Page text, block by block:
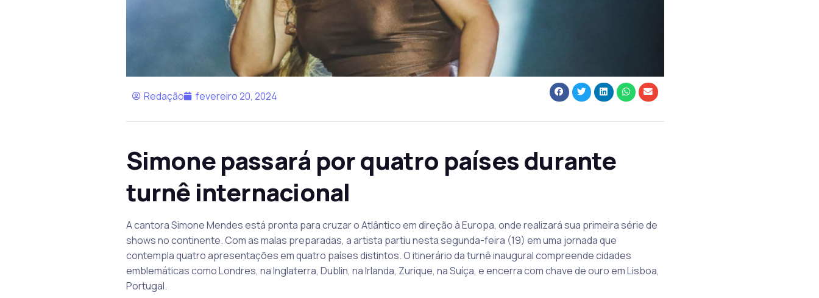
Redação fevereiro 20, 2024
Simone passará por quatro países durante
turnê internacional
A cantora Simone Mendes está pronta para cruzar o Atlântico em direção à Europa, onde realizará sua primeira série de
shows no continente. Com as malas preparadas, a artista partiu nesta segunda-feira (19) em uma jornada que
contempla quatro apresentações em quatro países distintos. O itinerário da turnê inaugural compreende cidades
emblemáticas como Londres, na Inglaterra, Dublin, na Irlanda, Zurique, na Suíça, e encerra com chave de ouro em Lisboa,
Portugal.